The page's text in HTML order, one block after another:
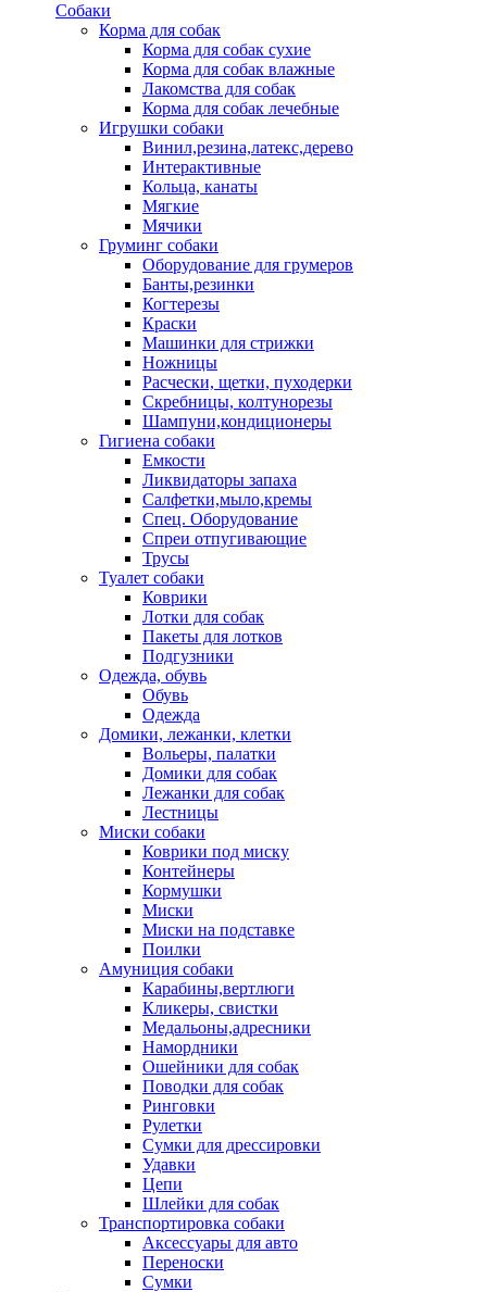
Собаки
Корма для собак
Корма для собак сухие
Корма для собак влажные
Лакомства для собак
Корма для собак лечебные
Игрушки собаки
Винил,резина,латекс,дерево
Интерактивные
Кольца, канаты
Мягкие
Мячики
Груминг собаки
Оборудование для грумеров
Банты,резинки
Когтерезы
Краски
Машинки для стрижки
Ножницы
Расчески, щетки, пуходерки
Скребницы, колтунорезы
Шампуни,кондиционеры
Гигиена собаки
Емкости
Ликвидаторы запаха
Салфетки,мыло,кремы
Спец. Оборудование
Спреи отпугивающие
Трусы
Туалет собаки
Коврики
Лотки для собак
Пакеты для лотков
Подгузники
Одежда, обувь
Обувь
Одежда
Домики, лежанки, клетки
Вольеры, палатки
Домики для собак
Лежанки для собак
Лестницы
Миски собаки
Коврики под миску
Контейнеры
Кормушки
Миски
Миски на подставке
Поилки
Амуниция собаки
Карабины,вертлюги
Кликеры, свистки
Медальоны,адресники
Намордники
Ошейники для собак
Поводки для собак
Ринговки
Рулетки
Сумки для дрессировки
Удавки
Цепи
Шлейки для собак
Транспортировка собаки
Аксессуары для авто
Переноски
Сумки